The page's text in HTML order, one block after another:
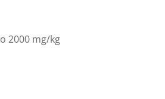
2000 mg/kg